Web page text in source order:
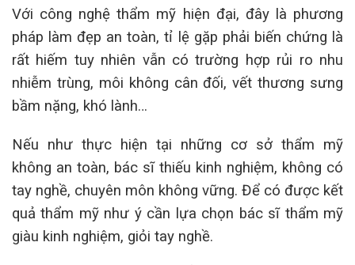
Với công nghệ thẩm mỹ hiện đại, đây là phương
pháp làm đẹp an toàn, tỉ lệ gặp phải biến chứng là
rất hiếm tuy nhiên vẫn có trường hợp rủi ro nhu
nhiễm trùng, môi không cân đối, vết thương sưng
bầm nặng, khó lành…
Nếu như thực hiện tại những cơ sở thẩm mỹ
không an toàn, bác sĩ thiếu kinh nghiệm, không có
tay nghề, chuyên môn không vững. Để có được kết
quả thẩm mỹ như ý cần lựa chọn bác sĩ thẩm mỹ
giàu kinh nghiệm, giỏi tay nghề.